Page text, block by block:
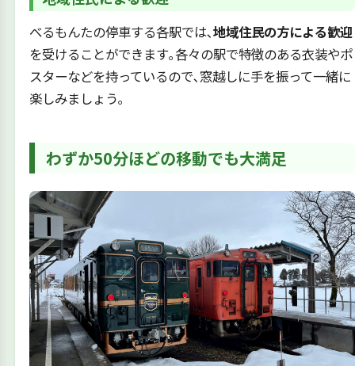
べるもんたの停車する各駅では､地域住民の方による歓迎
を受けることができます｡各々の駅で特徴のある衣装やポ
スターなどを持っているので､窓越しに手を振って一緒に
楽しみましょう｡
わずか50分ほどの移動でも大満足